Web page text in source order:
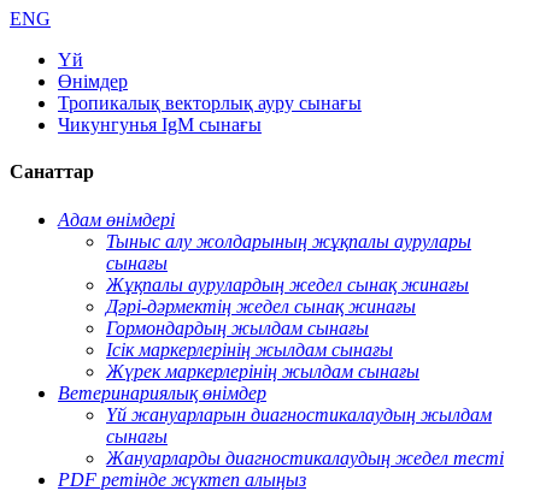
ENG
Үй
Өнімдер
Тропикалық векторлық ауру сынағы
Чикунгунья IgM сынағы
Санаттар
Адам өнімдері
Тыныс алу жолдарының жұқпалы аурулары
сынағы
Жұқпалы аурулардың жедел сынақ жинағы
Дәрі-дәрмектің жедел сынақ жинағы
Гормондардың жылдам сынағы
Ісік маркерлерінің жылдам сынағы
Жүрек маркерлерінің жылдам сынағы
Ветеринариялық өнімдер
Үй жануарларын диагностикалаудың жылдам
сынағы
Жануарларды диагностикалаудың жедел тесті
PDF ретінде жүктеп алыңыз